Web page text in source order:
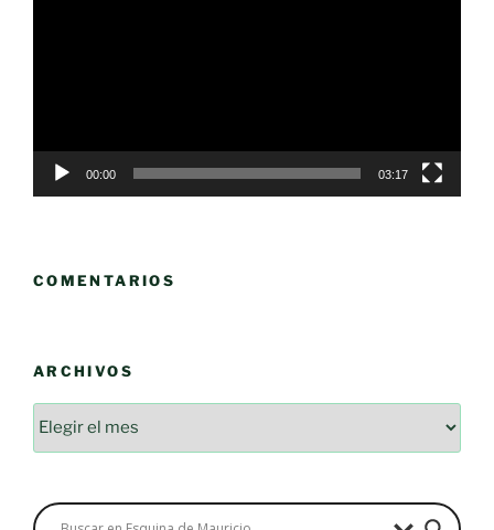
00:00 03:17
COMENTARIOS
ARCHIVOS
Archivos